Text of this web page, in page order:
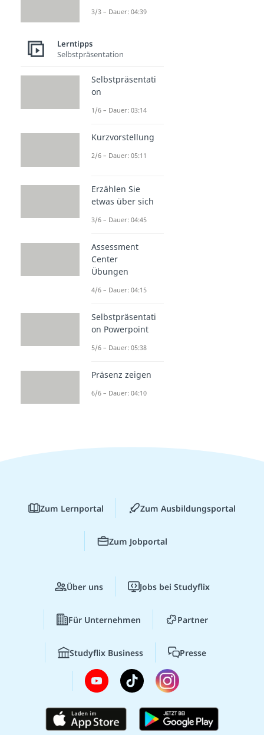
3/3 – Dauer: 04:39
Lerntipps
Selbstpräsentation
Selbstpräsentati
on
1/6 – Dauer: 03:14
Kurzvorstellung
2/6 – Dauer: 05:11
Erzählen Sie
etwas über sich
3/6 – Dauer: 04:45
Assessment
Center
Übungen
4/6 – Dauer: 04:15
Selbstpräsentati
on Powerpoint
5/6 – Dauer: 05:38
Präsenz zeigen
6/6 – Dauer: 04:10
Zum Lernportal Zum Ausbildungsportal
Zum Jobportal
Über uns Jobs bei Studyflix
Für Unternehmen Partner
Studyflix Business Presse